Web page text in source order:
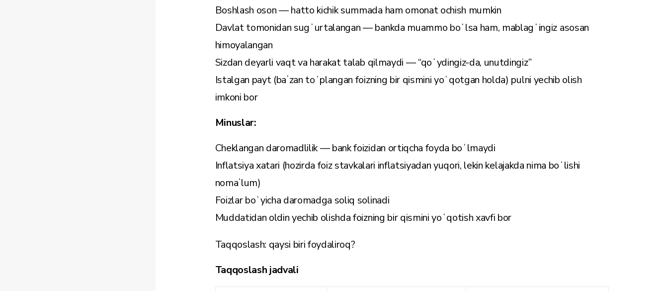
Boshlash oson — hatto kichik summada ham omonat ochish mumkin
Davlat tomonidan sugʻurtalangan — bankda muammo boʻlsa ham, mablagʻingiz asosan
himoyalangan
Sizdan deyarli vaqt va harakat talab qilmaydi — “qoʻydingiz-da, unutdingiz”
Istalgan payt (baʼzan toʻplangan foizning bir qismini yoʻqotgan holda) pulni yechib olish
imkoni bor
Minuslar:
Cheklangan daromadlilik — bank foizidan ortiqcha foyda boʻlmaydi
Inflatsiya xatari (hozirda foiz stavkalari inflatsiyadan yuqori, lekin kelajakda nima boʻlishi
nomaʼlum)
Foizlar boʻyicha daromadga soliq solinadi
Muddatidan oldin yechib olishda foizning bir qismini yoʻqotish xavfi bor
Taqqoslash: qaysi biri foydaliroq?
Taqqoslash jadvali